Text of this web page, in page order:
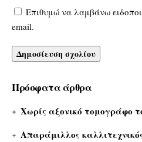
Επιθυμώ να λαμβάνω
email.
Πρόσφατα άρθρα
Χωρίς αξονικό τομογράφο
Απαράμιλλος